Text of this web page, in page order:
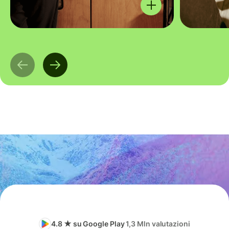
4.8 ★ su Google Play1,3 Mln valutazioni